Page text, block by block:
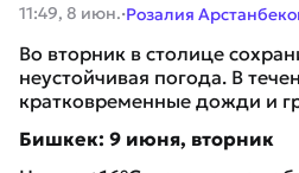
11:49, 8 июн.·Розалия
Во вторник в столице
неустойчивая погода. В
кратковременные дожди и
Бишкек: 9 июня, вторник